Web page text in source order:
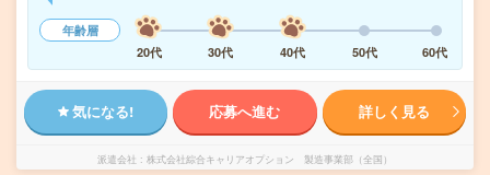
年齢層
20代
30代 40代 50代 60代
気になる! 応募へ進む 詳しく見る
派遣会社 株式会社綜合キャリアオプション 製造事業部（全国）